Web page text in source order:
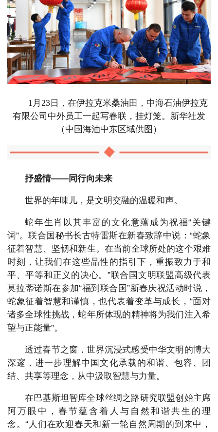
1月23日，在伊拉克米桑油田，中海石油伊拉克
有限公司中外员工一起写春联，挂灯笼。新华社发
（中国海油中东区域供图）
抒盛情——同行向未来
世界的年味儿，是文明交融的温暖和声。
蛇年生肖以其丰富的文化意蕴成为祝福“关键
词”。联合国秘书长古特雷斯在新春致辞中说：“蛇象
征着智慧、坚韧和新生。在当前全球所处的这个艰难
时刻，让我们在这些品性的指引下，重振致力于和
平、平等和正义的决心。”联合国文明联盟高级代表
莫拉蒂诺斯在参加“福到联合国”新春庆祝活动时说，
蛇象征着智慧和谨慎，也代表着变革与成长，“面对
诸多全球性挑战，蛇年所体现的精神将为我们注入希
望与正能量”。
透过春节之窗，世界沉浸式感受中华文明的博大
深邃，进一步理解中国文化承载的和谐、包容、团
结、共享等理念，从中汲取智慧与力量。
在巴基斯坦智库全球丝绸之路研究联盟创始主席
阿万眼中，春节蕴含着人与自然和谐共生的理
念。“人们在欢迎春天和新一轮自然周期的到来中，